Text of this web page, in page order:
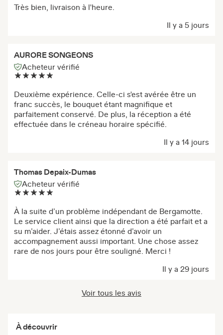
Très bien, livraison à l'heure.
Il y a 5 jours
AURORE SONGEONS
Acheteur vérifié
Deuxième expérience. Celle-ci s'est avérée être un
franc succès, le bouquet étant magnifique et
parfaitement conservé. De plus, la réception a été
effectuée dans le créneau horaire spécifié.
Il y a 14 jours
Thomas Depaix-Dumas
Acheteur vérifié
À la suite d’un problème indépendant de Bergamotte.
Le service client ainsi que la direction a été parfait et a
su m’aider. J’étais assez étonné d’avoir un
accompagnement aussi important. Une chose assez
rare de nos jours pour être souligné. Merci !
Il y a 29 jours
Voir tous les avis
À découvrir